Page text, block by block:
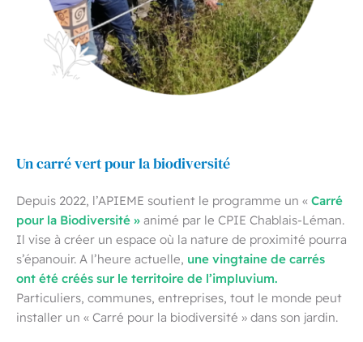
Un carré vert pour la biodiversité
Depuis 2022, l’APIEME soutient le programme un « Carré
pour la Biodiversité » animé par le CPIE Chablais-Léman.
Il vise à créer un espace où la nature de proximité pourra
s’épanouir. A l’heure actuelle, une vingtaine de carrés
ont été créés sur le territoire de l’impluvium.
Particuliers, communes, entreprises, tout le monde peut
installer un « Carré pour la biodiversité » dans son jardin.